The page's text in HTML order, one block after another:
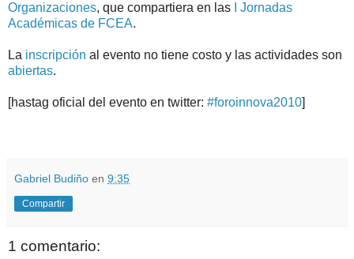
Organizaciones, que compartiera en las
I Jornadas
Académicas de FCEA.
La inscripción al evento no tiene costo y las actividades son
abiertas.
[hastag oficial del evento en twitter: #foroinnova2010]
Gabriel Budiño en 9:35
Compartir
1 comentario: